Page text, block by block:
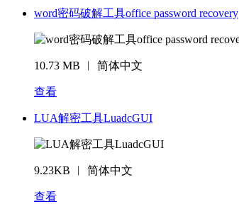
word密码破解工具office password recovery
10.73 MB ︱ 简体中文
查看
LUA解密工具LuadcGUI
9.23KB ︱ 简体中文
查看